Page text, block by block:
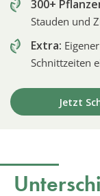
300+
Stauden und
Extra:
Schnittzeiten
Jetzt